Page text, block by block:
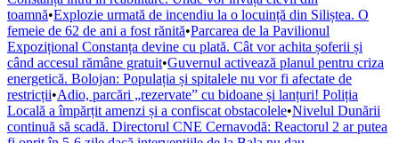
toamnă•Explozie urmată de incendiu la o locuință din Siliștea. O
femeie de 62 de ani a fost rănită•Parcarea de la Pavilionul
Expozițional Constanța devine cu plată. Cât vor achita șoferii și
când accesul rămâne gratuit•Guvernul activează planul pentru criza
energetică. Bolojan: Populația și spitalele nu vor fi afectate de
restricții•Adio, parcări „rezervate” cu bidoane și lanțuri! Poliția
Locală a împărțit amenzi și a confiscat obstacolele•Nivelul Dunării
continuă să scadă. Directorul CNE Cernavodă: Reactorul 2 ar putea